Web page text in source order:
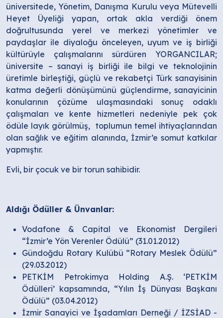
üniversitede, Yönetim, Danışma Kurulu veya Mütevelli
Heyet Üyeliği yapan, ortak akla verdiği önem
doğrultusunda yerel ve merkezi yönetimler ve
paydaşlar ile diyaloğu önceleyen, uyum ve iş birliği
kültürüyle çalışmalarını sürdüren YORGANCILAR;
üniversite – sanayi iş birliği ile bilgi ve teknolojinin
üretimle birleştiği, güçlü ve rekabetçi Türk sanayisinin
katma değerli dönüşümünü güçlendirme, sanayicinin
konularının çözüme ulaşmasındaki sonuç odaklı
çalışmaları ve kente hizmetleri nedeniyle pek çok
ödüle layık görülmüş, toplumun temel ihtiyaçlarından
olan sağlık ve eğitim alanında, İzmir’e somut katkılar
yapmıştır.
Evli, bir çocuk ve bir torun sahibidir.
Aldığı Ödüller & Ünvanlar:
Vodafone & Capital ve Ekonomist Dergileri
“İzmir’e Yön Verenler Ödülü” (31.01.2012)
Gündoğdu Rotary Kulübü “Rotary Meslek Ödülü”
(29.03.2012)
PETKİM Petrokimya Holding A.Ş. ‘PETKİM
Ödülleri’ kapsamında, “Yılın İş Dünyası Başkanı
Ödülü” (03.04.2012)
İzmir Sanayici ve İşadamları Derneği / İZSİAD -